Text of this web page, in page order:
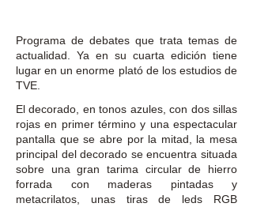
Programa de debates que trata temas de
actualidad. Ya en su cuarta edición tiene
lugar en un enorme plató de los estudios de
TVE.
El decorado, en tonos azules, con dos sillas
rojas en primer término y una espectacular
pantalla que se abre por la mitad, la mesa
principal del decorado se encuentra situada
sobre una gran tarima circular de hierro
forrada con maderas pintadas y
metacrilatos, unas tiras de leds RGB